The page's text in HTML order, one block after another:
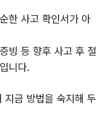
한 사고 확인서가 아
빙 등 향후 사고 후 절
입니다.
지금 방법을 숙지해 두